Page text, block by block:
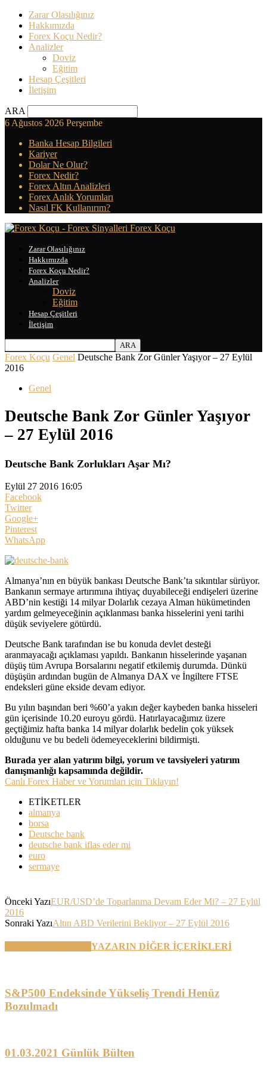
Zarar Olasılığınız
Hakkımızda
Forex Koçu Nedir?
Analizler
Doviz
Eğitim
Hesap Çeşitleri
İletişim
ARA
6 Ağustos 2026 Perşembe
Banka Hesap Bilgileri
Kariyer
Dolar Ne Olur?
Forex Nedir?
Forex Altın Analizleri
Forex Anlık Yorumları
Nasıl FK Kullanırım?
Forex Koçu
Zarar Olasılığınız
Hakkımızda
Forex Koçu Nedir?
Analizler
Doviz
Eğitim
Hesap Çeşitleri
İletişim
Forex Koçu Genel Deutsche Bank Zor Günler Yaşıyor – 27 Eylül
2016
Genel
Deutsche Bank Zor Günler Yaşıyor
– 27 Eylül 2016
Deutsche Bank Zorlukları Aşar Mı?
Eylül 27 2016 16:05
Facebook
Twitter
Google+
Pinterest
WhatsApp
Almanya’nın en büyük bankası Deutsche Bank’ta sıkıntılar sürüyor.
Bankanın sermaye artırımına ihtiyaç duyabileceği endişeleri üzerine
ABD’nin kestiği 14 milyar Dolarlık cezaya Alman hükümetinden
yardım gelmeyeceğinin açıklanması banka hisselerini yeni tarihi
düşük seviyelere götürdü.
Deutsche Bank tarafından ise bu konuda devlet desteği
aranmayacağı açıklaması yapıldı. Bankanın hisselerinde yaşanan
düşüş tüm Avrupa Borsalarını negatif etkilemiş durumda. Dünkü
düşüşün ardından bugün de Almanya DAX ve İngiltere FTSE
endeksleri güne ekside devam ediyor.
Bu yılın başından beri %60’a yakın değer kaybeden banka hisseleri
gün içerisinde 10.20 euroyu gördü. Hatırlayacağımız üzere
geçtiğimiz hafta banka 14 milyar dolarlık bedelin çok yüksek
olduğunu ve bu bedeli ödemeyeceklerini bildirmişti.
Burada yer alan yatırım bilgi, yorum ve tavsiyeleri yatırım
danışmanlığı kapsamında değildir.
Canlı Forex Haber ve Yorumları için Tıklayın!
ETİKETLER
almanya
borsa
Deutsche bank
deutsche bank iflas eder mi
euro
sermaye
Önceki YazıEUR/USD’de Toparlanma Devam Eder Mi? – 27 Eylül
2016
Sonraki YazıAltın ABD Verilerini Bekliyor – 27 Eylül 2016
YAZARIN DİĞER İÇERİKLERİ
S&P500 Endeksinde Yükseliş Trendi Henüz
Bozulmadı
01.03.2021 Günlük Bülten